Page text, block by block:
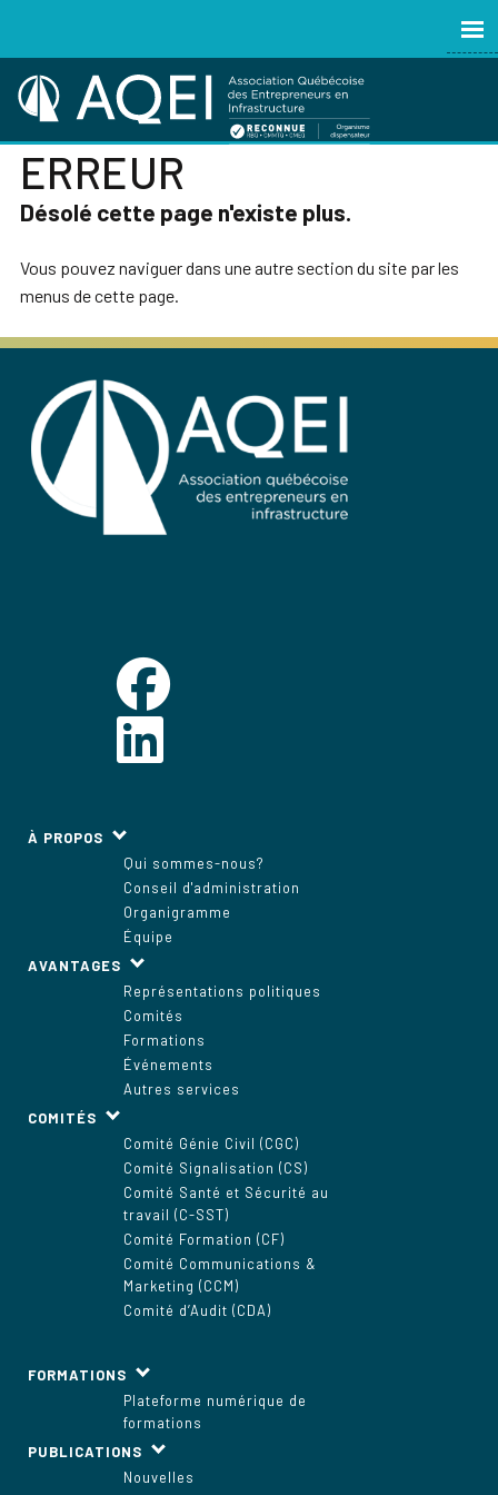
ERREUR
Désolé cette page n'existe plus.
Vous pouvez naviguer dans une autre section du site par les
menus de cette page.
À PROPOS
Qui sommes-nous?
Conseil d'administration
Organigramme
Équipe
AVANTAGES
Représentations politiques
Comités
Formations
Événements
Autres services
COMITÉS
Comité Génie Civil (CGC)
Comité Signalisation (CS)
Comité Santé et Sécurité au
travail (C-SST)
Comité Formation (CF)
Comité Communications &
Marketing (CCM)
Comité d’Audit (CDA)
FORMATIONS
Plateforme numérique de
formations
PUBLICATIONS
Nouvelles